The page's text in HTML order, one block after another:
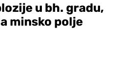
u bh. gradu,
minsko polje